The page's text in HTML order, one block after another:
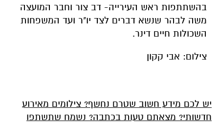
בהשתתפות ראש העירייה- דב צור וחבר המועצה
משה לבהר שנשא דברים לצד יו"ר ועד המשפחות
השכולות חיים דינר.
צילום: אבי קקון
יש לכם מידע חשוב שטרם נחשף? צילומים מאירוע
חדשותי? מצאתם טעות בכתבה? נשמח שתשתפו